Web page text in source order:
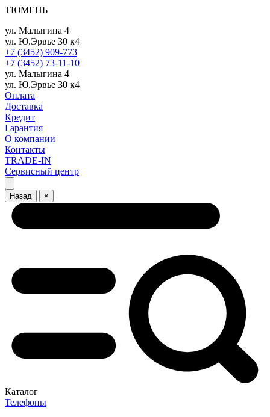
ТЮМЕНЬ
ул. Малыгина 4
ул. Ю.Эрвье 30 к4
+7 (3452) 909-773
+7 (3452) 73-11-10
ул. Малыгина 4
ул. Ю.Эрвье 30 к4
Оплата
Доставка
Кредит
Гарантия
О компании
Контакты
TRADE-IN
Сервисный центр
Назад ×
Каталог
Телефоны